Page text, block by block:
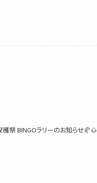
祭 BINGOラリーのお知らせ🥐🌰